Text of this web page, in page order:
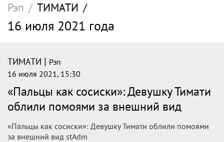
Рэп / ТИМАТИ /
16 июля 2021 года
ТИМАТИ | Рэп
16 июля 2021, 15:30
«Пальцы как сосиски»: Девушку Тимати
облили помоями за внешний вид
«Пальцы как сосиски»: Девушку Тимати облили помоями
за внешний вид stAdm